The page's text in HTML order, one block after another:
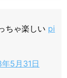
ちゃ楽しい pi
5月31日